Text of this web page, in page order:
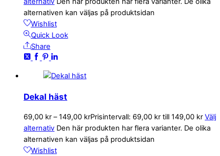
alternativen kan väljas på produktsidan
Wishlist
Quick Look
Share
Dekal häst
69,00 kr – 149,00 krPrisintervall: 69,00 kr till 149,00 kr Välj
alternativ Den här produkten har flera varianter. De olika
alternativen kan väljas på produktsidan
Wishlist